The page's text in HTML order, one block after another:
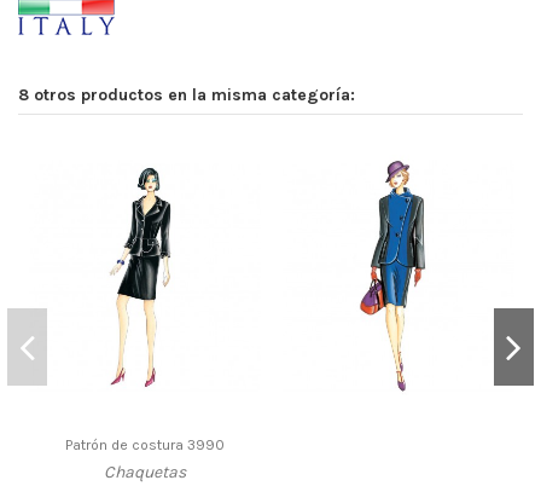
8 otros productos en la misma categoría:
Patrón de costura 3990
Chaquetas